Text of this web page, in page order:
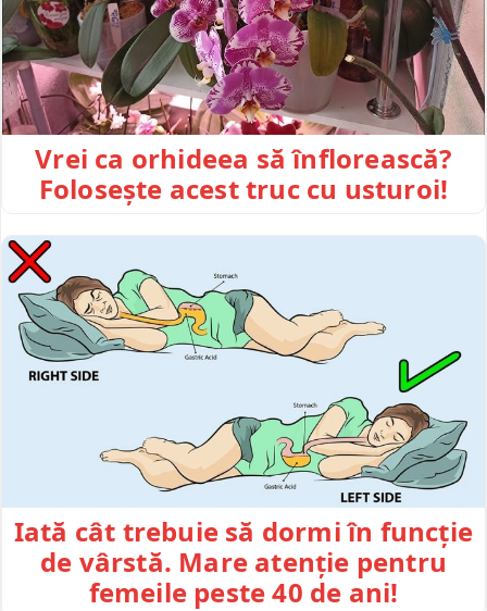
Vrei ca orhideea să înflorească?
Folosește acest truc cu usturoi!
Iată cât trebuie să dormi în funcție
de vârstă. Mare atenție pentru
femeile peste 40 de ani!